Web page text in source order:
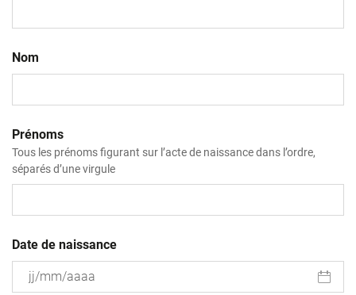
Nom
Prénoms
Tous les prénoms figurant sur l’acte de naissance dans l’ordre,
séparés d’une virgule
Date de naissance